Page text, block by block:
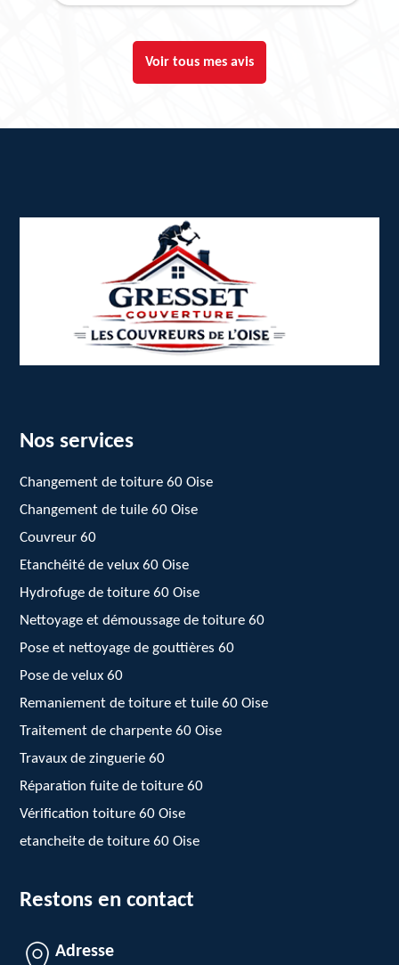
Voir tous mes avis
Nos services
Changement de toiture 60 Oise
Changement de tuile 60 Oise
Couvreur 60
Etanchéité de velux 60 Oise
Hydrofuge de toiture 60 Oise
Nettoyage et démoussage de toiture 60
Pose et nettoyage de gouttières 60
Pose de velux 60
Remaniement de toiture et tuile 60 Oise
Traitement de charpente 60 Oise
Travaux de zinguerie 60
Réparation fuite de toiture 60
Vérification toiture 60 Oise
etancheite de toiture 60 Oise
Restons en contact
Adresse